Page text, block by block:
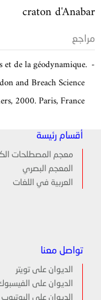
craton d'Anabar
مراجع
de la géodynamique.
and Breach Science
2000. Paris, France
أقسام رئيسة
معجم المصطلحات
المعجم البصري
العربية في اللغات
تواصل معنا
الديوان على تويتر
الديوان على
الديوان على اليوتيوب